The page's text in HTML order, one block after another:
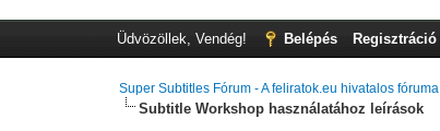
Üdvözöllek, Vendég! Belépés Regisztráció
Super Subtitles Fórum - A feliratok.eu hivatalos fóruma
Subtitle Workshop használatához leírások